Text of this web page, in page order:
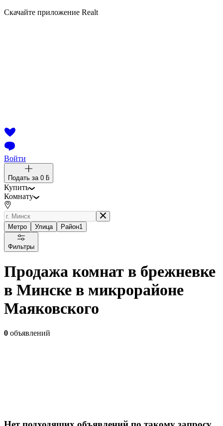
Скачайте приложение Realt
Войти
Подать за 0 ƃ
Купить
Комнату
Метро Улица Район1
Фильтры
Продажа комнат в брежневке
в Минске в микрорайоне
Маяковского
0 объявлений